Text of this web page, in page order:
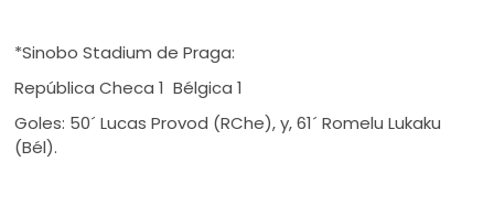
*Sinobo Stadium de Praga:
República Checa 1 Bélgica 1
Goles: 50´ Lucas Provod (RChe), y, 61´ Romelu Lukaku
(Bél).